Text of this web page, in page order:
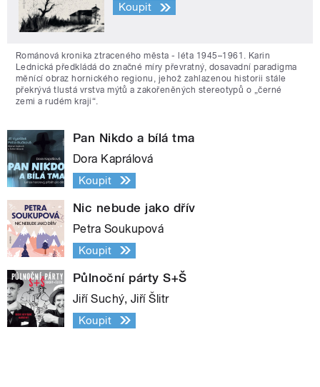
Koupit
Románová kronika ztraceného města - léta 1945–1961. Karin
Lednická předkládá do značné míry převratný, dosavadní paradigma
měnící obraz hornického regionu, jehož zahlazenou historii stále
překrývá tlustá vrstva mýtů a zakořeněných stereotypů o „černé
zemi a rudém kraji“.
Pan Nikdo a bílá tma
Dora Kaprálová
Koupit
Nic nebude jako dřív
Petra Soukupová
Koupit
Půlnoční párty S+Š
Jiří Suchý, Jiří Šlitr
Koupit